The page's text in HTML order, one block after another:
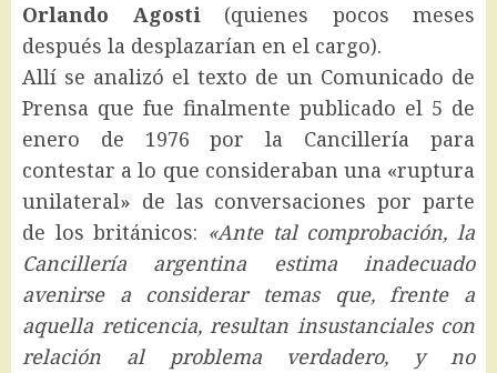
Orlando Agosti(quienes pocos meses
después la desplazarían en el cargo).
Allí se analizó el texto de un Comunicado de
Prensa que fue finalmente publicado el 5 de
enero de 1976 por la Cancillería para
contestar a lo que consideraban una «ruptura
unilateral» de las conversaciones por parte
de los británicos: «Ante tal comprobación, la
Cancillería argentina estima inadecuado
avenirse a considerar temas que, frente a
aquella reticencia, resultan insustanciales con
relación al problema verdadero, y no